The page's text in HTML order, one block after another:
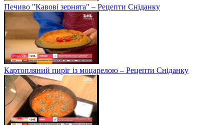
Печиво "Кавові зернята" – Рецепти Сніданку
Картопляний пиріг із моцарелою – Рецепти Сніданку